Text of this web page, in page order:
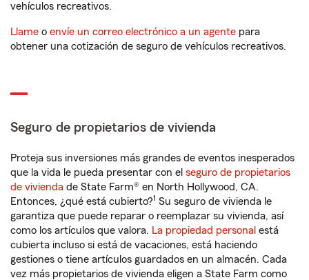
vehículos recreativos.
Llame o envíe un correo electrónico a un agente para
obtener una cotización de seguro de vehículos recreativos.
Seguro de propietarios de vivienda
Proteja sus inversiones más grandes de eventos inesperados
que la vida le pueda presentar con el seguro de propietarios
de vivienda de State Farm® en North Hollywood, CA.
Entonces, ¿qué está cubierto?1 Su seguro de vivienda le
garantiza que puede reparar o reemplazar su vivienda, así
como los artículos que valora. La propiedad personal está
cubierta incluso si está de vacaciones, está haciendo
gestiones o tiene artículos guardados en un almacén. Cada
vez más propietarios de vivienda eligen a State Farm como